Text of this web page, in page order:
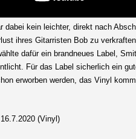
dabei kein leichter, direkt nach
ihres Gitarristen Bob zu
dafür ein brandneues Label,
Für das Label sicherlich ein
erworben werden, das Vinyl
(Vinyl)